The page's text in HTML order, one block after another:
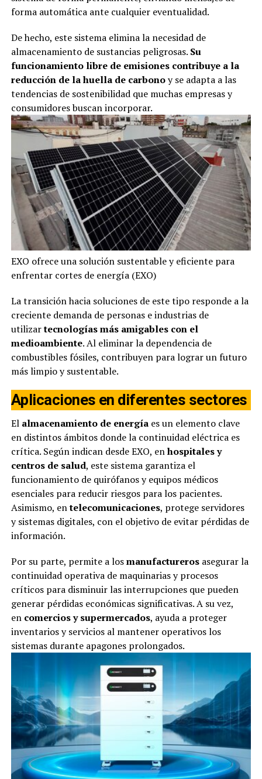
forma automática ante cualquier eventualidad.
De hecho, este sistema elimina la necesidad de
almacenamiento de sustancias peligrosas. Su
funcionamiento libre de emisiones contribuye a la
reducción de la huella de carbonoy se adapta a las
tendencias de sostenibilidad que muchas empresas y
consumidores buscan incorporar.
EXO ofrece una solución sustentable y eficiente para
enfrentar cortes de energía (EXO)
La transición hacia soluciones de este tipo responde a la
creciente demanda de personas e industrias de
utilizartecnologías más amigables con el
medioambiente. Al eliminar la dependencia de
combustibles fósiles, contribuyen para lograr un futuro
más limpio y sustentable.
Aplicaciones en diferentes sectores
El almacenamiento de energíaes un elemento clave
en distintos ámbitos donde la continuidad eléctrica es
crítica. Según indican desde EXO, enhospitales y
centros de salud, este sistema garantiza el
funcionamiento de quirófanos y equipos médicos
esenciales para reducir riesgos para los pacientes.
Asimismo, entelecomunicaciones, protege servidores
y sistemas digitales, con el objetivo de evitar pérdidas de
información.
Por su parte, permite a losmanufactureros asegurar la
continuidad operativa de maquinarias y procesos
críticos para disminuir las interrupciones que pueden
generar pérdidas económicas significativas. A su vez,
en comercios y supermercados, ayuda a proteger
inventarios y servicios al mantener operativos los
sistemas durante apagones prolongados.